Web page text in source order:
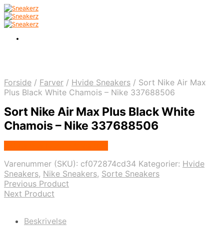
Forside / Farver / Hvide Sneakers / Sort Nike Air Max
Plus Black White Chamois – Nike 337688506
Sort Nike Air Max Plus Black White
Chamois – Nike 337688506
Varenummer (SKU): cf072874cd34 Kategorier: Hvide
Sneakers, Nike Sneakers, Sorte Sneakers
Previous Product
Next Product
Beskrivelse